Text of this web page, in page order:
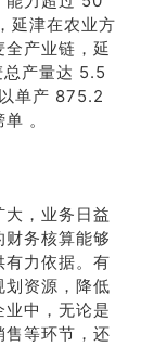
延津在农业方
产业链，延
产量达 5.5
单产 875.2
。
，业务日益
务核算能够
有力依据。有
划资源，降低
中，无论是
售等环节，还